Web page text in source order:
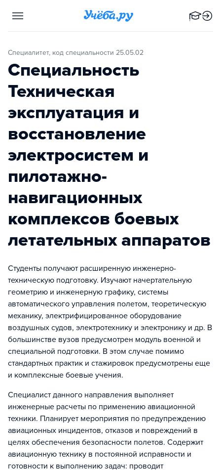
Специалитет, код специальности 25.05.02
Специальность
Техническая
эксплуатация и
восстановление
электросистем и
пилотажно-
навигационных
комплексов боевых
летательных аппаратов
Студенты получают расширенную инженерно-
техническую подготовку. Изучают начертательную
геометрию и инженерную графику, системы
автоматического управления полетом, теоретическую
механику, электрифицированное оборудование
воздушных судов, электротехнику и электронику и др. В
большинстве вузов предусмотрен модуль военной и
специальной подготовки. В этом случае помимо
стандартных практик и стажировок предусмотрены еще
и комплексные боевые учения.
Специалист данного направления выполняет
инженерные расчеты по применению авиационной
техники. Планирует мероприятия по предупреждению
авиационных инцидентов, отказов и повреждений в
целях обеспечения безопасности полетов. Содержит
авиационную технику в постоянной исправности и
готовности к выполнению задач: проводит